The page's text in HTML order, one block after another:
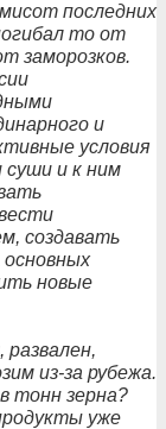
последних
то от
заморозков.
и
условия
суши и к ним
создавать
новые
из-за рубежа.
тонн зерна?
уже